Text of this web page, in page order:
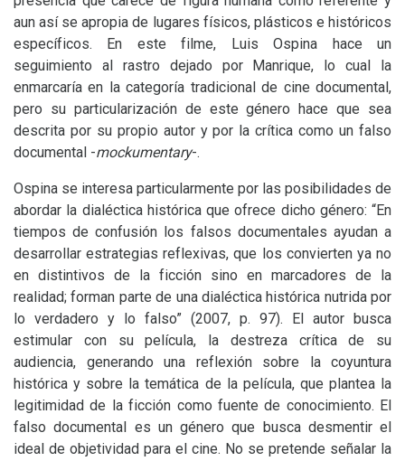
aun así se apropia de lugares físicos, plásticos e históricos
específicos. En este filme, Luis Ospina hace un
seguimiento al rastro dejado por Manrique, lo cual la
enmarcaría en la categoría tradicional de cine documental,
pero su particularización de este género hace que sea
descrita por su propio autor y por la crítica como un falso
documental -mockumentary-.
Ospina se interesa particularmente por las posibilidades de
abordar la dialéctica histórica que ofrece dicho género: “En
tiempos de confusión los falsos documentales ayudan a
desarrollar estrategias reflexivas, que los convierten ya no
en distintivos de la ficción sino en marcadores de la
realidad; forman parte de una dialéctica histórica nutrida por
lo verdadero y lo falso” (2007, p. 97). El autor busca
estimular con su película, la destreza crítica de su
audiencia, generando una reflexión sobre la coyuntura
histórica y sobre la temática de la película, que plantea la
legitimidad de la ficción como fuente de conocimiento. El
falso documental es un género que busca desmentir el
ideal de objetividad para el cine. No se pretende señalar la